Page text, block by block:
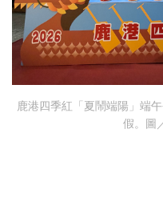
鹿港四季紅「夏鬧端陽」端
假。圖